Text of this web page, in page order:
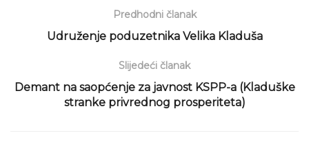
Predhodni članak
Udruženje poduzetnika Velika Kladuša
Slijedeći članak
Demant na saopćenje za javnost KSPP-a (Kladuške
stranke privrednog prosperiteta)